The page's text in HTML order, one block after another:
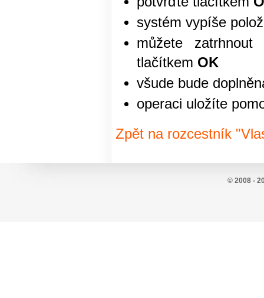
systém vypíše
můžete
tlačítkem OK
všude bude
operaci uložíte
Zpět na rozcestník
© 2008 -